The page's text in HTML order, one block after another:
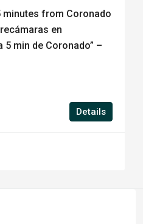
minutes from Coronado
en
min de Coronado” –
Details